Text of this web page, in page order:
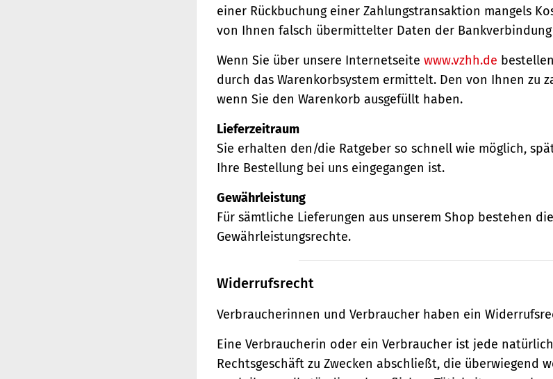
einer Rückbuchung einer Zahlungstransaktion mangels
von Ihnen falsch übermittelter Daten der
Wenn Sie über unsere Internetseite www.vzhh.de
durch das Warenkorbsystem ermittelt. Den von Ihnen zu
wenn Sie den Warenkorb ausgefüllt haben.
Lieferzeitraum
Sie erhalten den/die Ratgeber so schnell wie möglich,
Ihre Bestellung bei uns eingegangen ist.
Gewährleistung
Für sämtliche Lieferungen aus unserem Shop bestehen
Gewährleistungsrechte.
Widerrufsrecht
Verbraucherinnen und Verbraucher haben ein
Eine Verbraucherin oder ein Verbraucher ist jede
Rechtsgeschäft zu Zwecken abschließt, die überwiegend